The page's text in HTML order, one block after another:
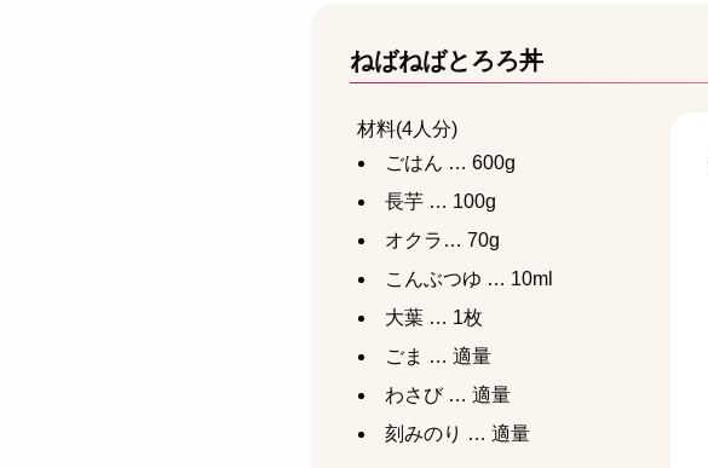
ねばねばとろろ丼
材料(4人分)
ごはん … 600g
長芋 … 100g
オクラ… 70g
こんぶつゆ … 10ml
大葉 … 1枚
ごま … 適量
わさび … 適量
刻みのり … 適量